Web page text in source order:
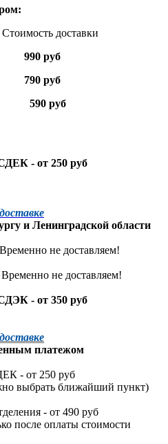
доставки
990 руб
790 руб
590 руб
- от 250 руб
и Ленинградской области
не доставляем!
Временно не доставляем!
- от 350 руб
платежом
- от 250 руб
выбрать ближайший пункт)
- от 490 руб
после оплаты стоимости